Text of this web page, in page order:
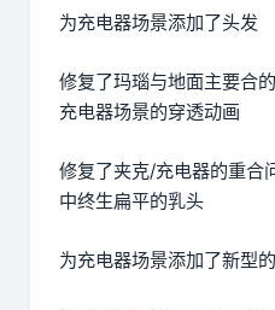
为充电器场景添加了头发
修复了玛瑙与地面主要合
充电器场景的穿透动画
修复了夹克/充电器的重合
中终生扁平的乳头
为充电器场景添加了新型